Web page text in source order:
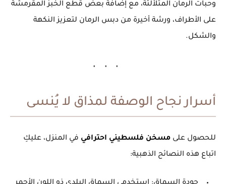
وحبات الرمان المتلألئة، مع إضافة بعض قطع الخبز المقرمشة
على الأطراف، ورشة أخيرة من دبس الرمان لتعزيز النكهة
والشكل.
أسرار نجاح الوصفة لمذاق لا يُنسى
للحصول على مسخن فلسطيني احترافي في المنزل، عليكِ
اتباع هذه النصائح الذهبية: